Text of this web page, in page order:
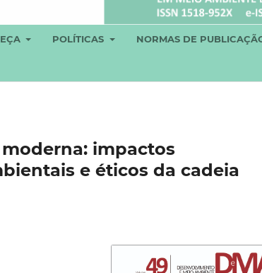
POLÍTICAS NORMAS DE
impactos
e éticos da cadeia